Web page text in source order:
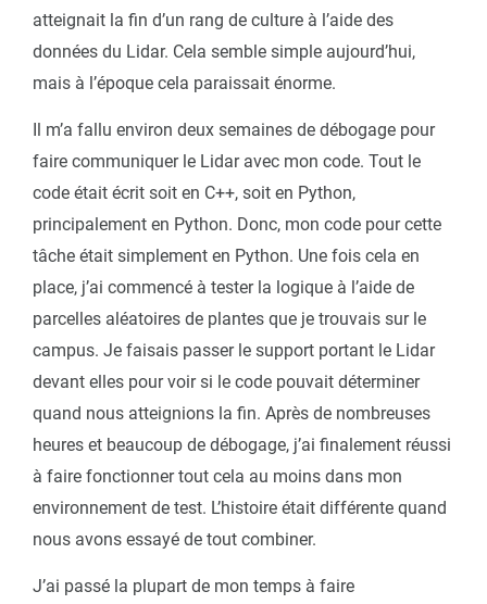
atteignait la fin d’un rang de culture à l’aide des
données du Lidar. Cela semble simple aujourd’hui,
mais à l’époque cela paraissait énorme.
Il m’a fallu environ deux semaines de débogage pour
faire communiquer le Lidar avec mon code. Tout le
code était écrit soit en C++, soit en Python,
principalement en Python. Donc, mon code pour cette
tâche était simplement en Python. Une fois cela en
place, j’ai commencé à tester la logique à l’aide de
parcelles aléatoires de plantes que je trouvais sur le
campus. Je faisais passer le support portant le Lidar
devant elles pour voir si le code pouvait déterminer
quand nous atteignions la fin. Après de nombreuses
heures et beaucoup de débogage, j’ai finalement réussi
à faire fonctionner tout cela au moins dans mon
environnement de test. L’histoire était différente quand
nous avons essayé de tout combiner.
J’ai passé la plupart de mon temps à faire